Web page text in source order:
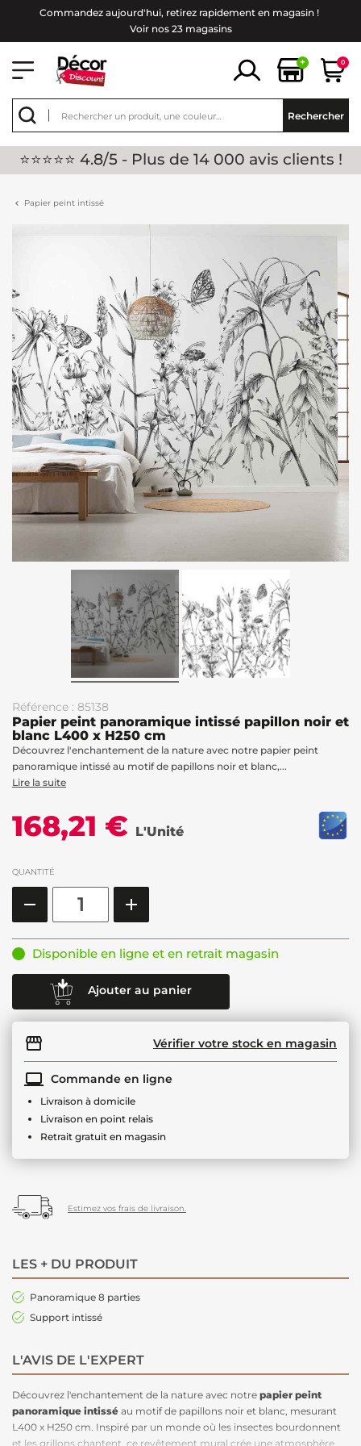
Commandez aujourd'hui, retirez rapidement en magasin !
Voir nos 23 magasins
+ 0
Rechercher
⭐⭐⭐⭐⭐ 4.8/5 - Plus de 14 000 avis clients !
Papier peint intissé
Référence : 85138
Papier peint panoramique intissé papillon noir et
blanc L400 x H250 cm
Découvrez l'enchantement de la nature avec notre papier peint
panoramique intissé au motif de papillons noir et blanc,...
Lire la suite
168,21 € L'Unité
QUANTITÉ
Disponible en ligne et en retrait magasin
Ajouter au panier
Vérifier votre stock en magasin
Commande en ligne
Livraison à domicile
Livraison en point relais
Retrait gratuit en magasin
Estimez vos frais de livraison.
LES + DU PRODUIT
Panoramique 8 parties
Support intissé
L'AVIS DE L'EXPERT
Découvrez l'enchantement de la nature avec notre papier peint
panoramique intissé au motif de papillons noir et blanc, mesurant
L400 x H250 cm. Inspiré par un monde où les insectes bourdonnent
et les grillons chantent, ce revêtement mural crée une atmosphère